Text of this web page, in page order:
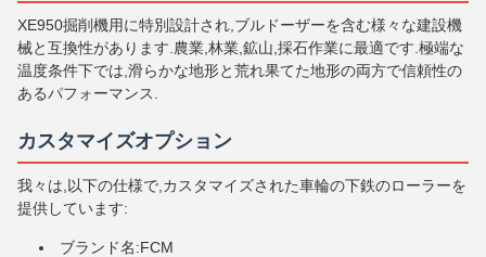
XE950掘削機用に特別設計され,ブルドーザーを含む様々な建設機
械と互換性があります.農業,林業,鉱山,採石作業に最適です.極端な
温度条件下では,滑らかな地形と荒れ果てた地形の両方で信頼性の
あるパフォーマンス.
カスタマイズオプション
我々は,以下の仕様で,カスタマイズされた車輪の下鉄のローラーを
提供しています:
ブランド名:FCM